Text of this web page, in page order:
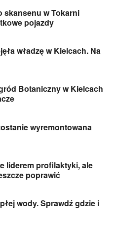
skansenu w Tokarni
pojazdy
władzę w Kielcach. Na
Botaniczny w Kielcach
wyremontowana
liderem profilaktyki, ale
poprawić
wody. Sprawdź gdzie i